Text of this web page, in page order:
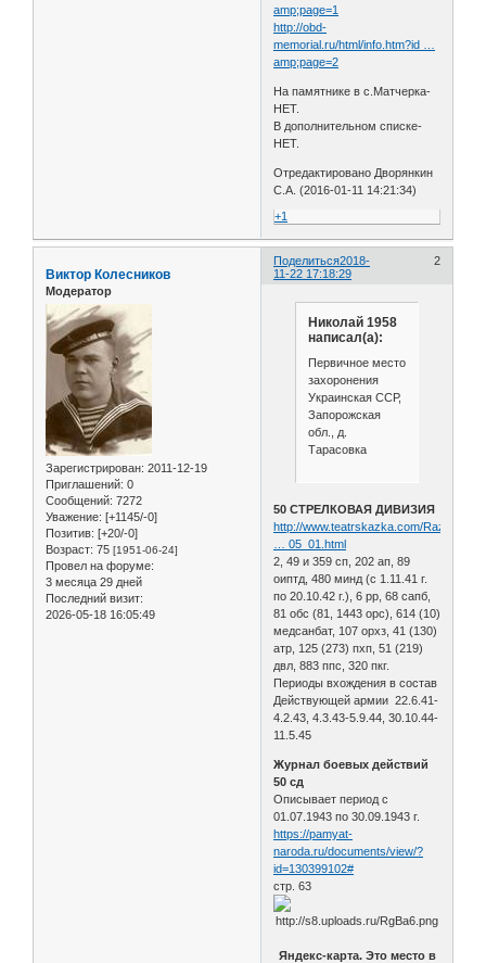
amp;page=1
http://obd-
memorial.ru/html/info.htm?id …
amp;page=2
На памятнике в с.Матчерка-
НЕТ.
В дополнительном списке-
НЕТ.
Отредактировано Дворянкин
С.А. (2016-01-11 14:21:34)
+1
Поделиться 2
2018-
11-22 17:18:29
Виктор Колесников
Модератор
Зарегистрирован: 2011-12-19
Приглашений: 0
Сообщений: 7272
Уважение: [+1145/-0]
Позитив: [+20/-0]
Возраст: 75 [1951-06-24]
Провел на форуме:
3 месяца 29 дней
Последний визит:
2026-05-18 16:05:49
Николай 1958
написал(а):
Первичное место
захоронения
Украинская ССР,
Запорожская
обл., д.
Тарасовка
50 СТРЕЛКОВАЯ ДИВИЗИЯ
http://www.teatrskazka.com/Raznoe/
… 05_01.html
2, 49 и 359 сп, 202 ап, 89
оиптд, 480 минд (с 1.11.41 г.
по 20.10.42 г.), 6 рр, 68 сапб,
81 обс (81, 1443 орс), 614 (10)
медсанбат, 107 орхз, 41 (130)
атр, 125 (273) пхп, 51 (219)
двл, 883 ппс, 320 пкг.
Периоды вхождения в состав
Действующей армии 22.6.41-
4.2.43, 4.3.43-5.9.44, 30.10.44-
11.5.45
Журнал боевых действий
50 сд
Описывает период с
01.07.1943 по 30.09.1943 г.
https://pamyat-
naroda.ru/documents/view/?
id=130399102#
стр. 63
Яндекс-карта. Это место в